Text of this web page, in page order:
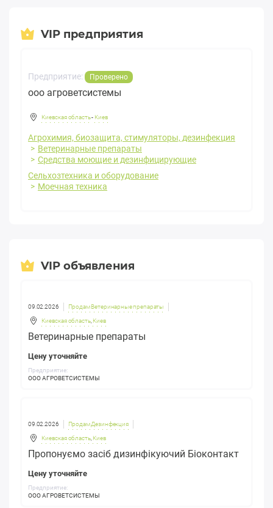
VIP предприятия
Предприятие: Проверено
ооо агроветсистемы
Киевская область- Киев
Агрохимия, биозащита, стимуляторы, дезинфекция
Ветеринарные препараты
Средства моющие и дезинфицирующие
Сельхозтехника и оборудование
Моечная техника
VIP объявления
09.02.2026 Продам Ветеринарные препараты
Киевская область,Киев
Ветеринарные препараты
Цену уточняйте
Предприятие:
ООО АГРОВЕТСИСТЕМЫ
09.02.2026 Продам Дезинфекция
Киевская область,Киев
Пропонуємо засіб дизинфікуючий Біоконтакт
Цену уточняйте
Предприятие:
ООО АГРОВЕТСИСТЕМЫ